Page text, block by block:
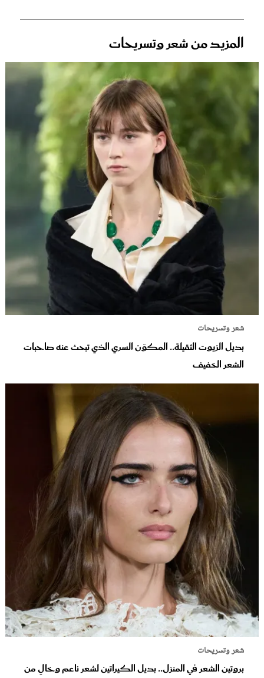
المزيد من شعر وتسريحات
شعر وتسريحات
بديل الزيوت الثقيلة.. المكوّن السري الذي تبحث عنه صاحبات
الشعر الخفيف
شعر وتسريحات
بروتين الشعر في المنزل.. بديل الكيراتين لشعر ناعم وخالٍ من